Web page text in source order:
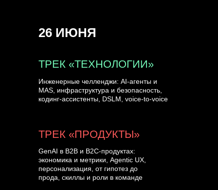
26 ИЮНЯ
ТРЕК «ПРОДУКТЫ»
GenAI в B2B и B2C-продуктах:
экономика и метрики, Agentic UX,
персонализация, от гипотез до
прода, скиллы и роли в команде
Инженерные челленджи: AI-агенты и
MAS, инфраструктура и безопасность,
кодинг-ассистенты, DSLM, voice-to-voice
ТРЕК «ТЕХНОЛОГИИ»